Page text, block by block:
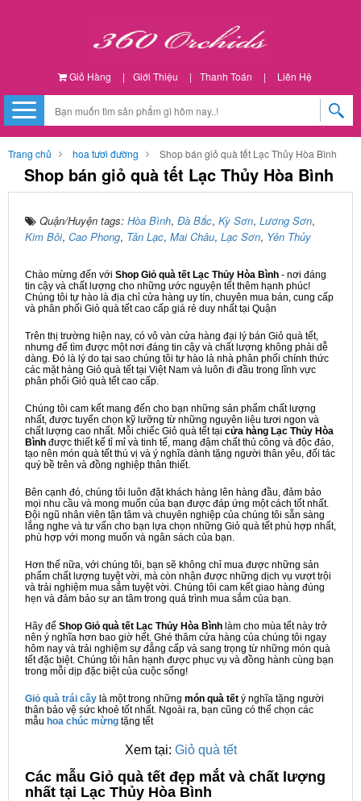
Giỏ Hàng | Giới Thiệu | Thanh Toán | Liên Hệ
Trang chủ hoa tươi đường Shop bán giỏ quà tết Lạc Thủy Hòa Bình
Shop bán giỏ quà tết Lạc Thủy Hòa Bình
Quận/Huyện tags: Hòa Bình, Đà Bắc, Kỳ Sơn, Lương Sơn,
Kim Bôi, Cao Phong, Tân Lạc, Mai Châu, Lạc Sơn, Yên Thủy
Chào mừng đến với Shop Giỏ quà tết Lạc Thủy Hòa Bình - nơi đáng
tin cậy và chất lượng cho những ước nguyện tết thêm hạnh phúc!
Chúng tôi tự hào là địa chỉ cửa hàng uy tín, chuyên mua bán, cung cấp
và phân phối Giỏ quà tết cao cấp giá rẻ duy nhất tại Quận
Trên thị trường hiện nay, có vô vàn cửa hàng đại lý bán Giỏ quà tết,
nhưng để tìm được một nơi đáng tin cậy và chất lượng không phải dễ
dàng. Đó là lý do tại sao chúng tôi tự hào là nhà phân phối chính thức
các mặt hàng Giỏ quà tết tại Việt Nam và luôn đi đầu trong lĩnh vực
phân phối Giỏ quà tết cao cấp.
Chúng tôi cam kết mang đến cho bạn những sản phẩm chất lượng
nhất, được tuyển chọn kỹ lưỡng từ những nguyên liệu tươi ngon và
chất lượng cao nhất. Mỗi chiếc Giỏ quà tết tại cửa hàng Lạc Thủy Hòa
Bình được thiết kế tỉ mỉ và tinh tế, mang đậm chất thủ công và độc đáo,
tạo nên món quà tết thú vị và ý nghĩa dành tặng người thân yêu, đối tác
quý bề trên và đồng nghiệp thân thiết.
Bên cạnh đó, chúng tôi luôn đặt khách hàng lên hàng đầu, đảm bảo
mọi nhu cầu và mong muốn của bạn được đáp ứng một cách tốt nhất.
Đội ngũ nhân viên tận tâm và chuyên nghiệp của chúng tôi sẵn sàng
lắng nghe và tư vấn cho bạn lựa chọn những Giỏ quà tết phù hợp nhất,
phù hợp với mong muốn và ngân sách của bạn.
Hơn thế nữa, với chúng tôi, bạn sẽ không chỉ mua được những sản
phẩm chất lượng tuyệt vời, mà còn nhận được những dịch vụ vượt trội
và trải nghiệm mua sắm tuyệt vời. Chúng tôi cam kết giao hàng đúng
hẹn và đảm bảo sự an tâm trong quá trình mua sắm của bạn.
Hãy để Shop Giỏ quà tết Lạc Thủy Hòa Bình làm cho mùa tết này trở
nên ý nghĩa hơn bao giờ hết. Ghé thăm cửa hàng của chúng tôi ngay
hôm nay và trải nghiệm sự đẳng cấp và sang trọng từ những món quà
tết đặc biệt. Chúng tôi hân hạnh được phục vụ và đồng hành cùng bạn
trong mỗi dịp đặc biệt của cuộc sống!
Giỏ quà trái cây là một trong những món quà tết ý nghĩa tặng người
thân bảo vệ sức khoẻ tốt nhất. Ngoài ra, bạn cũng có thể chọn các
mẫu hoa chúc mừng tặng tết
Xem tại: Giỏ quà tết
Các mẫu Giỏ quà tết đẹp mắt và chất lượng
nhất tại Lạc Thủy Hòa Bình